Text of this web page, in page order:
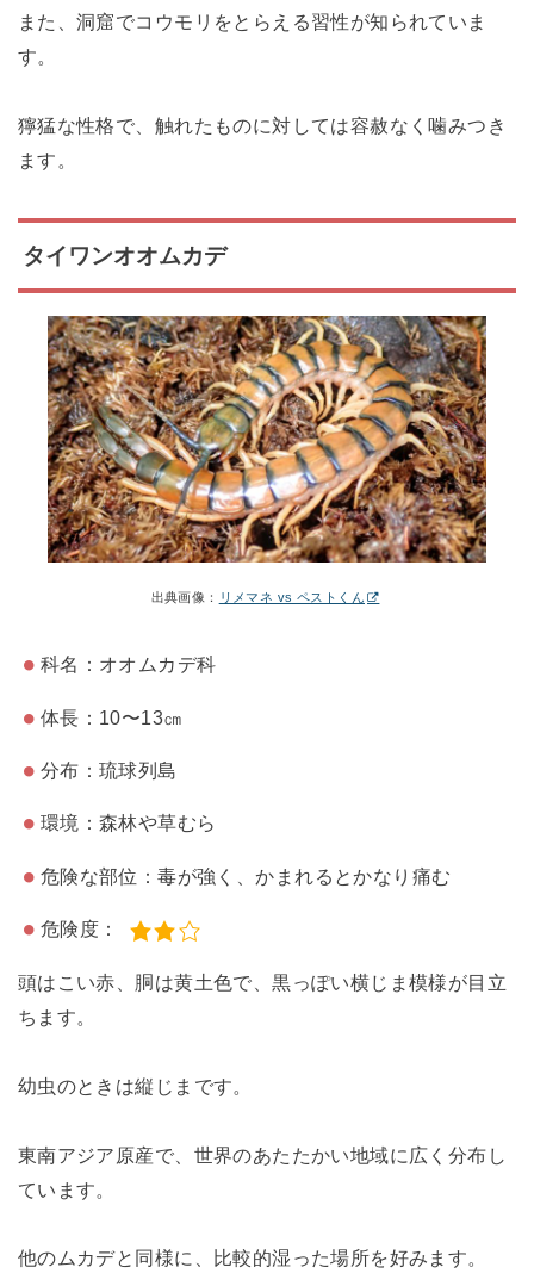
また、洞窟でコウモリをとらえる習性が知られていま
す。
獰猛な性格で、触れたものに対しては容赦なく噛みつき
ます。
タイワンオオムカデ
出典画像： リメマネ vs ペストくん
科名：オオムカデ科
体長：10〜13㎝
分布：琉球列島
環境：森林や草むら
危険な部位：毒が強く、かまれるとかなり痛む
危険度：
頭はこい赤、胴は黄土色で、黒っぽい横じま模様が目立
ちます。
幼虫のときは縦じまです。
東南アジア原産で、世界のあたたかい地域に広く分布し
ています。
他のムカデと同様に、比較的湿った場所を好みます。